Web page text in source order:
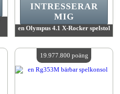
en Olympus 4.1 X-Rocker spelstol
Antal tillgängliga:4
INTRESSERAR
MIG
19.977.800 poäng